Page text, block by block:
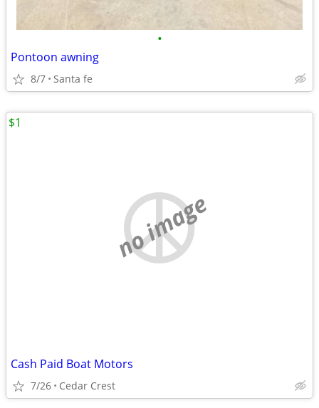
•
Pontoon awning
8/7 Santa fe
no image
Cash Paid Boat Motors
7/26 Cedar Crest
$1